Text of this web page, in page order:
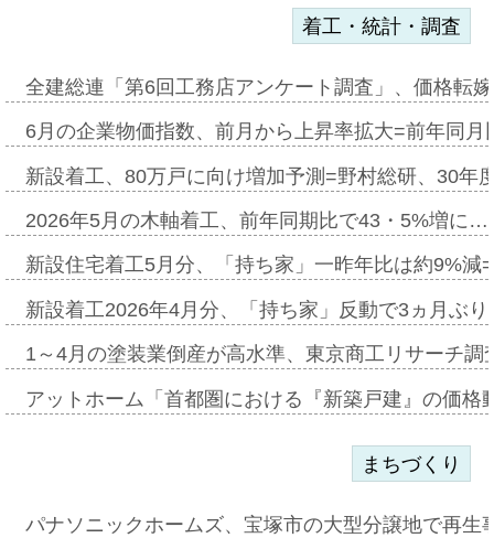
着工・統計・調査
全建総連「第6回工務店アンケート調査」、価格転
6月の企業物価指数、前月から上昇率拡大=前年同
新設着工、80万戸に向け増加予測=野村総研、30年
2026年5月の木軸着工、前年同期比で43・5%増に…
新設住宅着工5月分、「持ち家」一昨年比は約9%
新設着工2026年4月分、「持ち家」反動で3ヵ月ぶ
1～4月の塗装業倒産が高水準、東京商工リサーチ
アットホーム「首都圏における『新築戸建』の価
まちづくり
パナソニックホームズ、宝塚市の大型分譲地で再